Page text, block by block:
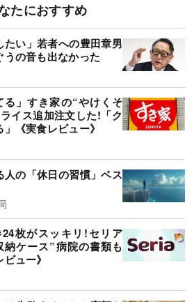
たにおすすめ
たい」若者への豊田章男
の音も出なかった
る」すき家の“やけくそ
イス追加注文した!「ク
《実食レビュー》
の「休日の習慣」ベス
枚がスッキリ!セリア
ケース”病院の書類も
ュー》